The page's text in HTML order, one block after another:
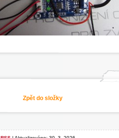
Zpět do složky